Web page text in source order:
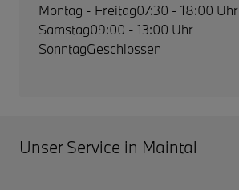
Montag - Freitag07:30 - 18:00 Uhr
Samstag09:00 - 13:00 Uhr
SonntagGeschlossen
Unser Service in Maintal